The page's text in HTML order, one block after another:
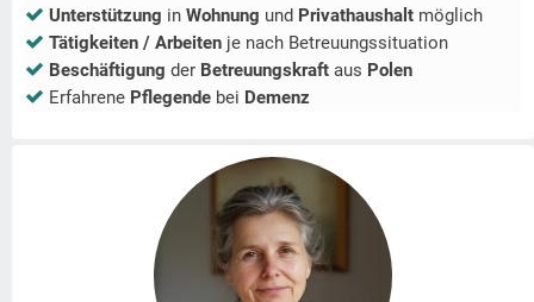
Unterstützung in Wohnung und Privathaushalt möglich
Tätigkeiten / Arbeiten je nach Betreuungssituation
Beschäftigung der Betreuungskraft aus Polen
Erfahrene Pflegende bei Demenz